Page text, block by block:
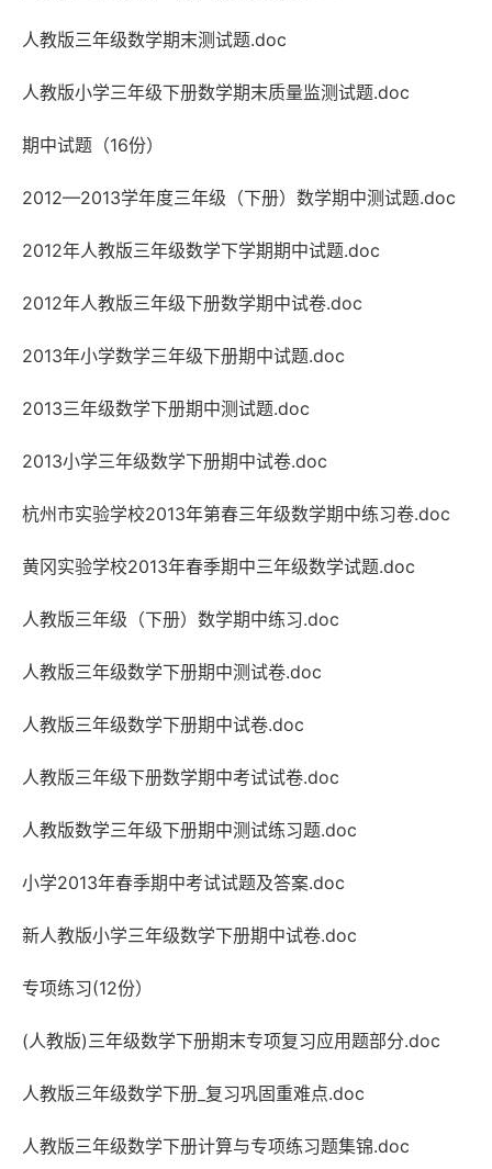
人教版三年级数学期末测试题.doc
人教版小学三年级下册数学期末质量监测试题.doc
期中试题（16份）
2012—2013学年度三年级（下册）数学期中测试题.doc
2012年人教版三年级数学下学期期中试题.doc
2012年人教版三年级下册数学期中试卷.doc
2013年小学数学三年级下册期中试题.doc
2013三年级数学下册期中测试题.doc
2013小学三年级数学下册期中试卷.doc
杭州市实验学校2013年第春三年级数学期中练习卷.doc
黄冈实验学校2013年春季期中三年级数学试题.doc
人教版三年级（下册）数学期中练习.doc
人教版三年级数学下册期中测试卷.doc
人教版三年级数学下册期中试卷.doc
人教版三年级下册数学期中考试试卷.doc
人教版数学三年级下册期中测试练习题.doc
小学2013年春季期中考试试题及答案.doc
新人教版小学三年级数学下册期中试卷.doc
专项练习(12份）
(人教版)三年级数学下册期末专项复习应用题部分.doc
人教版三年级数学下册_复习巩固重难点.doc
人教版三年级数学下册计算与专项练习题集锦.doc